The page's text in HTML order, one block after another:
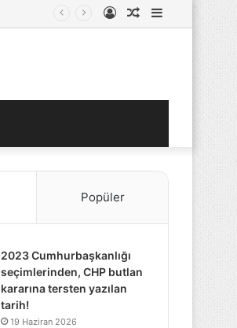
Kenar
Bölmesi
Rastgele
Kayıt
Popüler
2023 Cumhurbaşkanlığı
seçimlerinden, CHP butlan
kararına tersten yazılan
tarih!
19 Haziran 2026